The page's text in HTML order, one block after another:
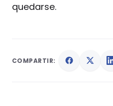
quedarse.
COMPARTIR: